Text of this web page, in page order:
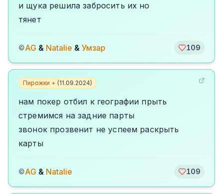
и щука решила забросить их но
тянет
©AG & Natalie & Умзар 109
Пирожки + (11.09.2024)
нам покер отбил к географии прыть
стремимся на задние парты
звонок прозвенит не успеем раскрыть
карты
©AG & Natalie 109